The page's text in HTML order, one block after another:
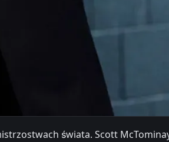
świata. Scott